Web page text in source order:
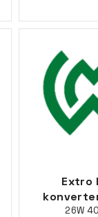
Extro
26W